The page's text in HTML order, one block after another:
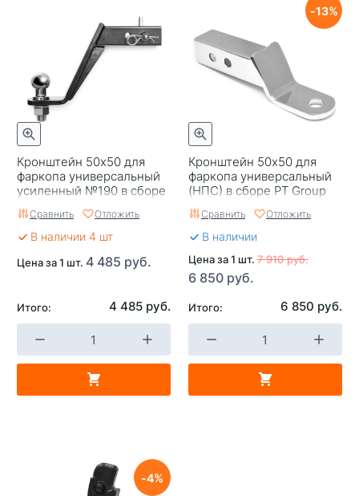
Кронштейн 50x50 для
фаркопа универсальный
усиленный №190 в сборе
PT Group
Сравнить Отложить
В наличии 4 шт
Цена за 1 шт. 4 485 руб.
Итого: 4 485 руб.
Кронштейн 50х50 для
фаркопа универсальный
(НПС) в сборе PT Group
13
Сравнить Отложить
В наличии
Цена за 1 шт. 7 910 руб.
6 850 руб.
Итого: 6 850 руб.
4